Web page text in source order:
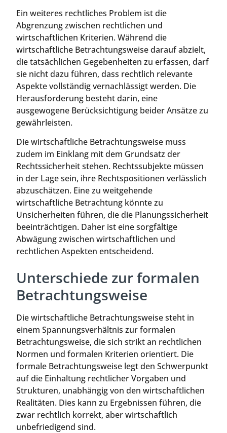
Ein weiteres rechtliches Problem ist die
Abgrenzung zwischen rechtlichen und
wirtschaftlichen Kriterien. Während die
wirtschaftliche Betrachtungsweise darauf abzielt,
die tatsächlichen Gegebenheiten zu erfassen, darf
sie nicht dazu führen, dass rechtlich relevante
Aspekte vollständig vernachlässigt werden. Die
Herausforderung besteht darin, eine
ausgewogene Berücksichtigung beider Ansätze zu
gewährleisten.
Die wirtschaftliche Betrachtungsweise muss
zudem im Einklang mit dem Grundsatz der
Rechtssicherheit stehen. Rechtssubjekte müssen
in der Lage sein, ihre Rechtspositionen verlässlich
abzuschätzen. Eine zu weitgehende
wirtschaftliche Betrachtung könnte zu
Unsicherheiten führen, die die Planungssicherheit
beeinträchtigen. Daher ist eine sorgfältige
Abwägung zwischen wirtschaftlichen und
rechtlichen Aspekten entscheidend.
Unterschiede zur formalen
Betrachtungsweise
Die wirtschaftliche Betrachtungsweise steht in
einem Spannungsverhältnis zur formalen
Betrachtungsweise, die sich strikt an rechtlichen
Normen und formalen Kriterien orientiert. Die
formale Betrachtungsweise legt den Schwerpunkt
auf die Einhaltung rechtlicher Vorgaben und
Strukturen, unabhängig von den wirtschaftlichen
Realitäten. Dies kann zu Ergebnissen führen, die
zwar rechtlich korrekt, aber wirtschaftlich
unbefriedigend sind.